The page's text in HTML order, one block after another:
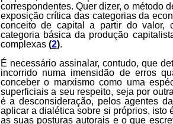
correspondentes. Quer dizer, o método
exposição crítica das categorias da
conceito de capital a partir do valor,
categoria básica da produção
complexas (2).
É necessário assinalar, contudo, que
incorrido numa imensidão de erros
conceber o marxismo como uma
superficiais a seu respeito, seja por
é a desconsideração, pelos agentes
aplicar a dialética sobre si próprios, isto
as suas posturas autorais e o que